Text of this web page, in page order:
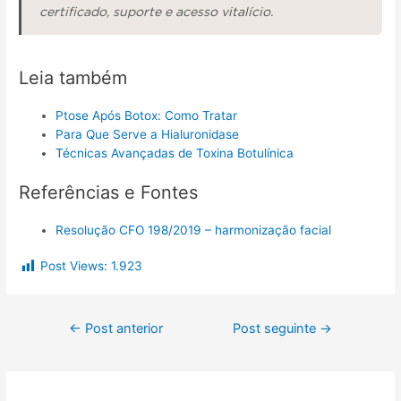
certificado, suporte e acesso vitalício.
Leia também
Ptose Após Botox: Como Tratar
Para Que Serve a Hialuronidase
Técnicas Avançadas de Toxina Botulínica
Referências e Fontes
Resolução CFO 198/2019 – harmonização facial
Post Views: 1.923
← Post anterior Post seguinte →